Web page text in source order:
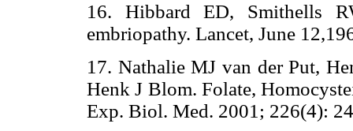
16. Hibbard ED, Smithells
embriopathy. Lancet, June
17. Nathalie MJ van der Put,
Henk J Blom. Folate,
Exp. Biol. Med. 2001; 226(4):